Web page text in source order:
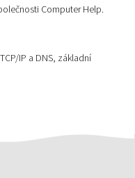
Computer Help.
IP a DNS, základní